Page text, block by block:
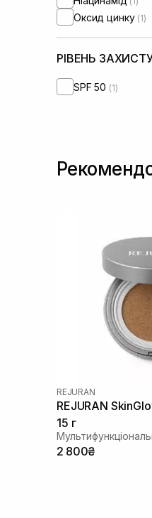
Оксид цинку (1)
РІВЕНЬ
SPF 50 (1)
REJURAN
REJURAN
15 г
2 800₴